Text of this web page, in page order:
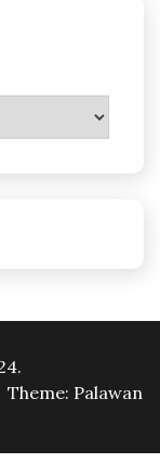
Theme: Palawan